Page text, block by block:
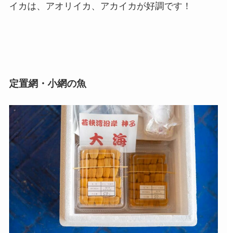
イカは、アオリイカ、アカイカが好調です！
定置網・小網の魚